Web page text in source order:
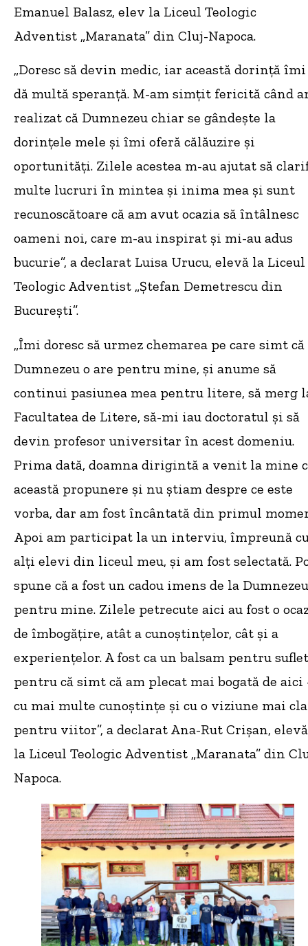
Emanuel Balasz, elev la Liceul Teologic
Adventist „Maranata” din Cluj-Napoca.
„Doresc să devin medic, iar această dorință îmi
dă multă speranță. M-am simțit fericită când
realizat că Dumnezeu chiar se gândește la
dorințele mele și îmi oferă călăuzire și
oportunități. Zilele acestea m-au ajutat să
multe lucruri în mintea și inima mea și sunt
recunoscătoare că am avut ocazia să întâlnesc
oameni noi, care m-au inspirat și mi-au adus
bucurie”, a declarat Luisa Urucu, elevă la Liceul
Teologic Adventist „Ștefan Demetrescu din
București”.
„Îmi doresc să urmez chemarea pe care simt că
Dumnezeu o are pentru mine, și anume să
continui pasiunea mea pentru litere, să merg
Facultatea de Litere, să-mi iau doctoratul și să
devin profesor universitar în acest domeniu.
Prima dată, doamna dirigintă a venit la mine
această propunere și nu știam despre ce este
vorba, dar am fost încântată din primul
Apoi am participat la un interviu, împreună
alți elevi din liceul meu, și am fost selectată.
spune că a fost un cadou imens de la Dumnezeu
pentru mine. Zilele petrecute aici au fost o
de îmbogățire, atât a cunoștințelor, cât și a
experiențelor. A fost ca un balsam pentru
pentru că simt că am plecat mai bogată de
cu mai multe cunoștințe și cu o viziune mai
pentru viitor”, a declarat Ana-Rut Crișan, elevă
la Liceul Teologic Adventist „Maranata” din
Napoca.